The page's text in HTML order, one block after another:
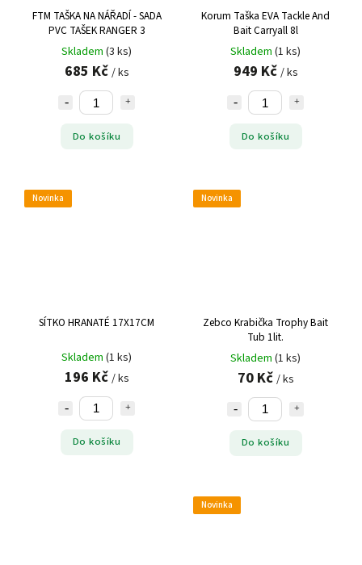
FTM TAŠKA NA NÁŘADÍ - SADA
PVC TAŠEK RANGER 3
Skladem (3 ks)
685 Kč / ks
Do košíku
Korum Taška EVA Tackle And
Bait Carryall 8l
Skladem (1 ks)
949 Kč / ks
Do košíku
Novinka
SÍTKO HRANATÉ 17X17CM
Skladem (1 ks)
196 Kč / ks
Do košíku
Novinka
Zebco Krabička Trophy Bait
Tub 1lit.
Skladem (1 ks)
70 Kč / ks
Do košíku
Novinka